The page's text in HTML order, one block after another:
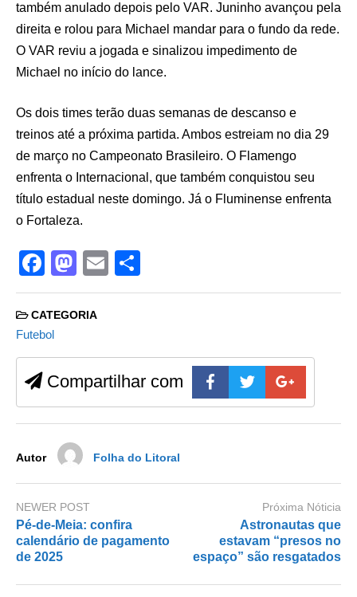
também anulado depois pelo VAR. Juninho avançou pela
direita e rolou para Michael mandar para o fundo da rede.
O VAR reviu a jogada e sinalizou impedimento de
Michael no início do lance.
Os dois times terão duas semanas de descanso e
treinos até a próxima partida. Ambos estreiam no dia 29
de março no Campeonato Brasileiro. O Flamengo
enfrenta o Internacional, que também conquistou seu
título estadual neste domingo. Já o Fluminense enfrenta
o Fortaleza.
F
a
c
e
b
o
o
M
a
st
d
o
n
E
m h
CATEGORIA
Futebol
Compartilhar com
Autor Folha do Litoral
NEWER POST
Pé-de-Meia: confira
calendário de pagamento
de 2025
Próxima Nóticia
Astronautas que
estavam “presos no
espaço” são resgatados